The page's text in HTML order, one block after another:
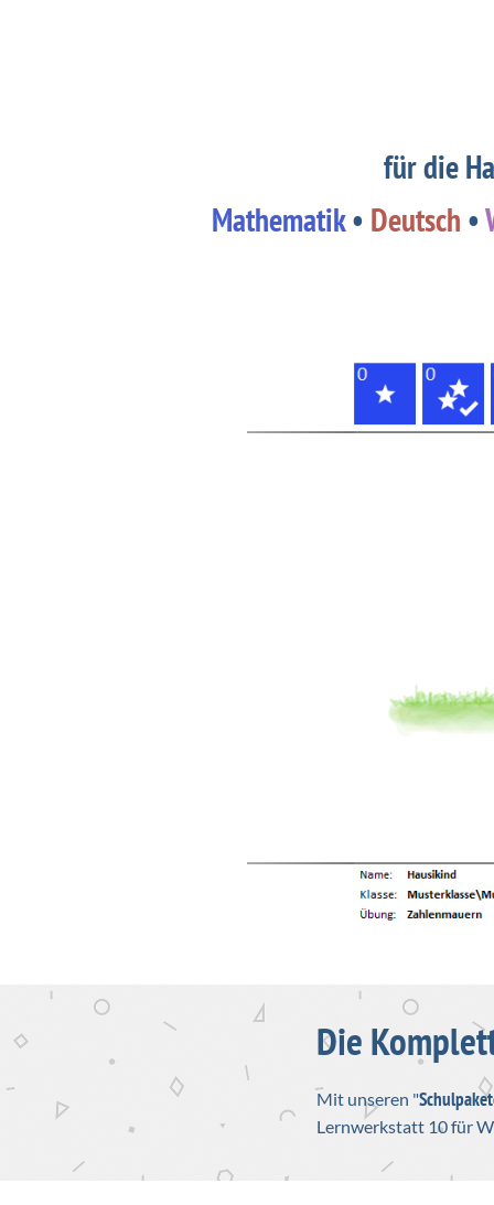
für die
Mathematik• Deutsch •
Die
Mit unseren "
Lernwerkstatt 10 für